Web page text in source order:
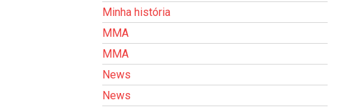
Minha história
MMA
MMA
News
News